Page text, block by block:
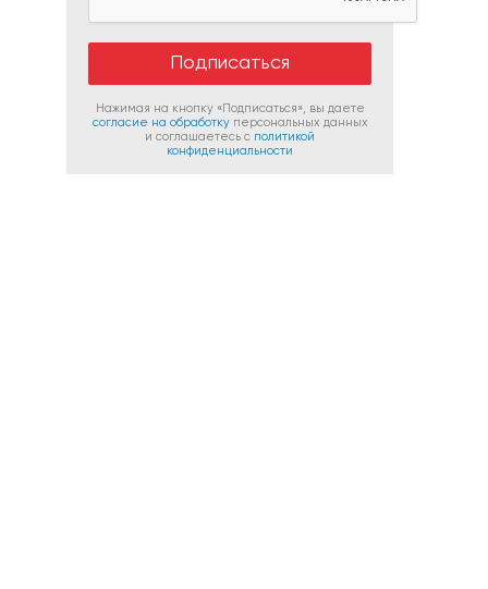
Нажимая на кнопку «Подписаться», вы даете
согласие на обработкуперсональных данных
и соглашаетесь c политикой
конфиденциальности